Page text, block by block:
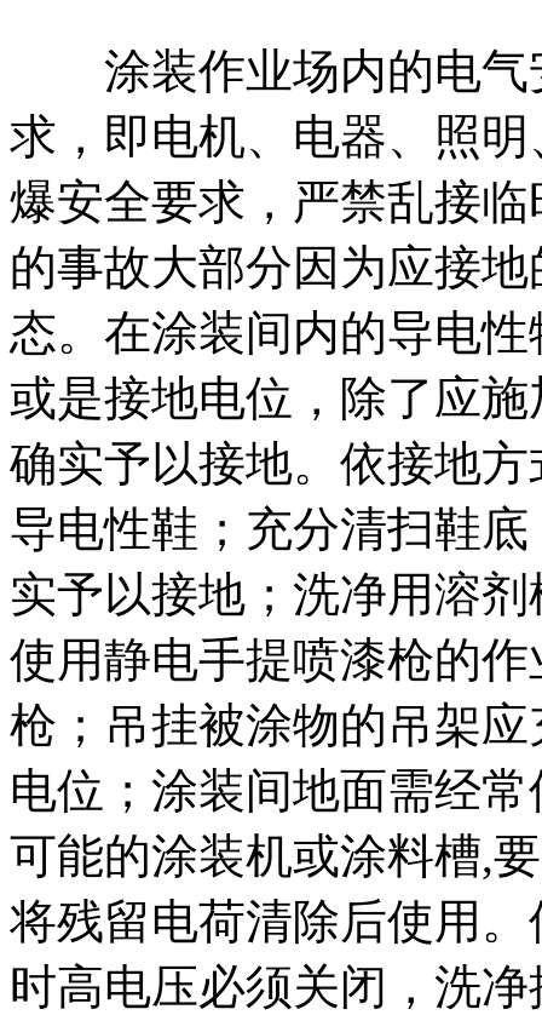
涂装作业场内的电气
求，即电机、电器、照
爆安全要求，严禁乱接
的事故大部分因为应接
态。在涂装间内的导电
或是接地电位，除了应
确实予以接地。依接地
导电性鞋；充分清扫鞋
实予以接地；洗净用溶
使用静电手提喷漆枪的
枪；吊挂被涂物的吊架
电位；涂装间地面需经
可能的涂装机或涂料槽,
将残留电荷清除后使用
时高电压必须关闭，洗